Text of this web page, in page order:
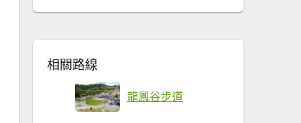
相關路線
龍鳳谷步道